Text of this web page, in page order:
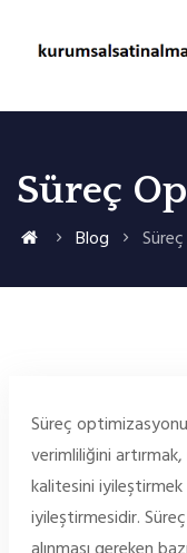
Süreç
Blog
Süreç
verimliliğini
kalitesini iyileştirmek
iyileştirmesidir.